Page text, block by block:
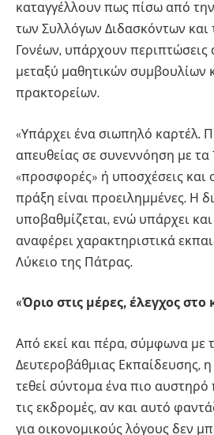
καταγγέλλουν πως πίσω από
των Συλλόγων Διδασκόντων και
Γονέων, υπάρχουν
μεταξύ μαθητικών συμβουλίων
πρακτορείων.
«Υπάρχει ένα σιωπηλό καρτέλ.
απευθείας σε συνεννόηση με τα
«προσφορές» ή υποσχέσεις και
πράξη είναι προειλημμένες. Η
υποβαθμίζεται, ενώ υπάρχει
αναφέρει χαρακτηριστικά
Λύκειο της Πάτρας.
«Όριο στις μέρες, έλεγχος στο
Από εκεί και πέρα, σύμφωνα με
Δευτεροβάθμιας Εκπαίδευσης,
τεθεί σύντομα ένα πιο
τις εκδρομές, αν και αυτό
για οικονομικούς λόγους δεν